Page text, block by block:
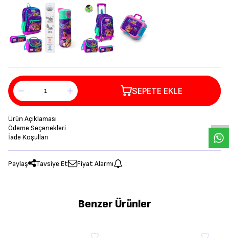
SEPETE EKLE
Ürün Açıklaması
Ödeme Seçenekleri
İade Koşulları
Paylaş Tavsiye Et Fiyat Alarmı
Benzer Ürünler